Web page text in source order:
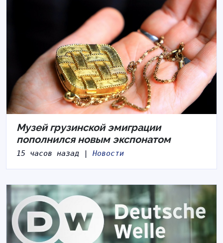
Музей грузинской эмиграции
пополнился новым экспонатом
15 часов назад | Новости